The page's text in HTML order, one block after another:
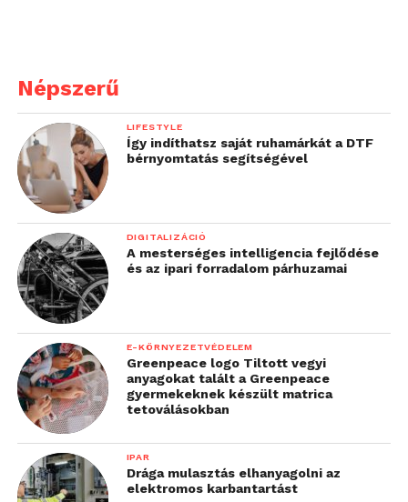
Népszerű
LIFESTYLE
Így indíthatsz saját ruhamárkát a DTF
bérnyomtatás segítségével
DIGITALIZÁCIÓ
A mesterséges intelligencia fejlődése
és az ipari forradalom párhuzamai
E-KÖRNYEZETVÉDELEM
Greenpeace logo Tiltott vegyi
anyagokat talált a Greenpeace
gyermekeknek készült matrica
tetoválásokban
IPAR
Drága mulasztás elhanyagolni az
elektromos karbantartást